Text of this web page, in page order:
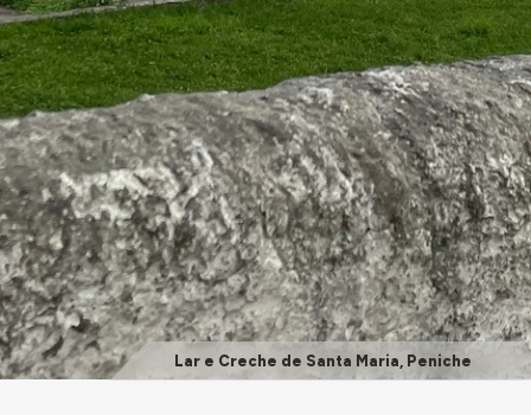
Lar e Creche de Santa Maria, Peniche